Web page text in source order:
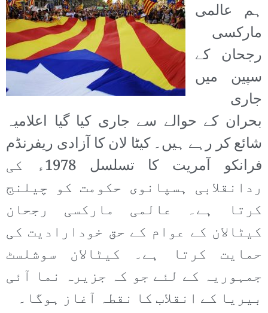
ہم عالمی
مارکسی
رجحان کے
سپین میں
جاری
بحران کے حوالے سے جاری کیا گیا اعلامیہ
شائع کر رہے ہیں۔ کیٹا لان کا آزادی ریفرنڈم
فرانکو آمریت کا تسلسل 1978ء کی
ردانقلابی ہسپانوی حکومت کو چیلنج
کرتا ہے۔ عالمی مارکسی رجحان
کیٹالان کے عوام کے حق خودارادیت کی
حمایت کرتا ہے۔ کیٹالان سوشلسٹ
جمہوریہ کے لئے جو کہ جزیرہ نما آئی
بیریا کے انقلاب کا نقطہ آغاز ہوگا۔